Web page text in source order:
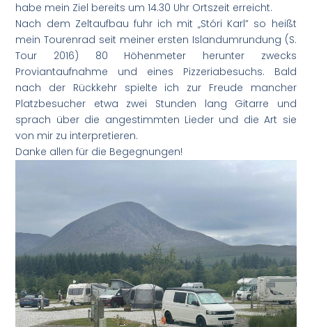
habe mein Ziel bereits um 14.30 Uhr Ortszeit erreicht.
Nach dem Zeltaufbau fuhr ich mit „Stóri Karl” so heißt
mein Tourenrad seit meiner ersten Islandumrundung (S.
Tour 2016) 80 Höhenmeter herunter zwecks
Proviantaufnahme und eines Pizzeriabesuchs. Bald
nach der Rückkehr spielte ich zur Freude mancher
Platzbesucher etwa zwei Stunden lang Gitarre und
sprach über die angestimmten Lieder und die Art sie
von mir zu interpretieren.
Danke allen für die Begegnungen!